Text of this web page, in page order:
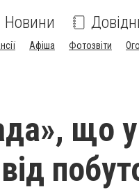
Новини
Афіша Фотозвіти
що у